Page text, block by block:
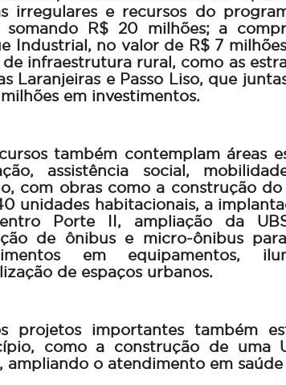
irregulares e recursos do
somando R$ 20 milhões; a
Industrial, no valor de R$ 7
de infraestrutura rural, como as
Laranjeiras e Passo Liso, que
milhões em investimentos.
também contemplam áreas
assistência social,
com obras como a construção
unidades habitacionais, a
Porte II, ampliação da
de ônibus e micro-ônibus
em equipamentos,
de espaços urbanos.
projetos importantes também
como a construção de uma
ampliando o atendimento em